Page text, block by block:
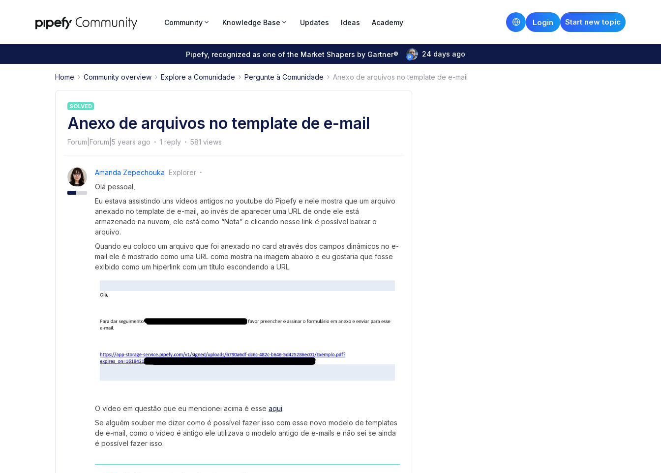
Community Knowledge Base Updates Ideas Academy Start new topic
Login
Pipefy, recognized as one of the Market Shapers by Gartner® 24 days ago
Home Community overview Explore a Comunidade Pergunte à Comunidade Anexo de arquivos no template de e-mail
SOLVED
Anexo de arquivos no template de e-mail
Forum|Forum|5 years ago 1 reply 581 views
Amanda Zepechouka Explorer
Olá pessoal,
Eu estava assistindo uns vídeos antigos no youtube do Pipefy e nele mostra que um arquivo
anexado no template de e-mail, ao invés de aparecer uma URL de onde ele está
armazenado na nuvem, ele está como “Nota” e clicando nesse link é possível baixar o
arquivo.
Quando eu coloco um arquivo que foi anexado no card através dos campos dinâmicos no e-
mail ele é mostrado como uma URL como mostra na imagem abaixo e eu gostaria que fosse
exibido como um hiperlink com um título escondendo a URL.
O vídeo em questão que eu mencionei acima é esse aqui.
Se alguém souber me dizer como é possível fazer isso com esse novo modelo de templates
de e-mail, como o vídeo é antigo ele utilizava o modelo antigo de e-mails e não sei se ainda
é possível fazer isso.